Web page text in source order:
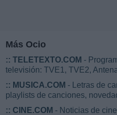
Más Ocio
:: TELETEXTO.COM -
televisión: TVE1, TVE2,
:: MUSICA.COM - Letras de
playlists de canciones,
:: CINE.COM - Noticias de